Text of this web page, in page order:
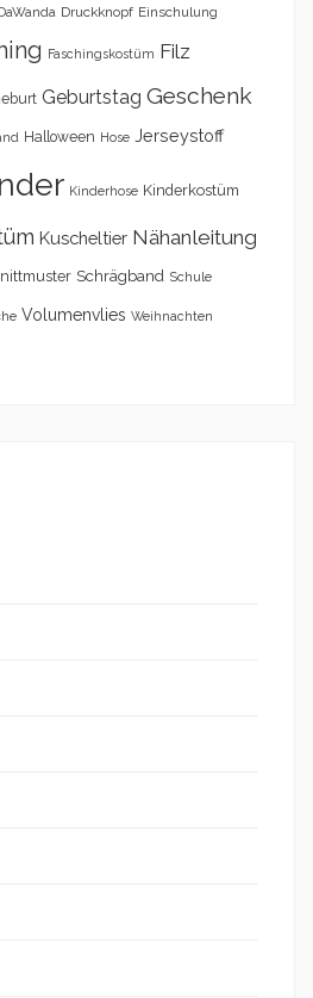
Druckknopf Einschulung
Faschingskostüm Filz
Geburtstag Geschenk
Halloween Hose Jerseystoff
Kinderhose Kinderkostüm
Kuscheltier Nähanleitung
Schrägband Schule
Volumenvlies Weihnachten